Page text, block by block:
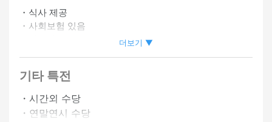
・식사 제공
・사회보험 있음
정사원 승급가능
더보기 ▼
기타 특전
・시간외 수당
・연말연시 수당